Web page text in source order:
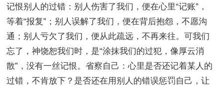
记恨别人的过错：别人伤害了我们，便在心里“记账”，
等着“报复”；别人误解了我们，便在背后抱怨，不愿沟
通；别人亏欠了我们，便从此疏远，不再来往。可我们
忘了，神饶恕我们时，是“涂抹我们的过犯，像厚云消
散”，没有一丝记恨。省察自己：心里是否还记着某人的
过错，不肯放下？是否还在用别人的错误惩罚自己，让